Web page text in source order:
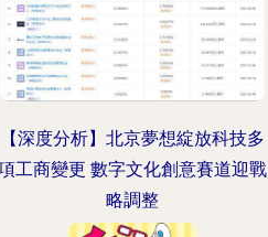
【深度分析】北京夢想綻放科技多
工商變更 數字文化創意賽道迎戰
略調整